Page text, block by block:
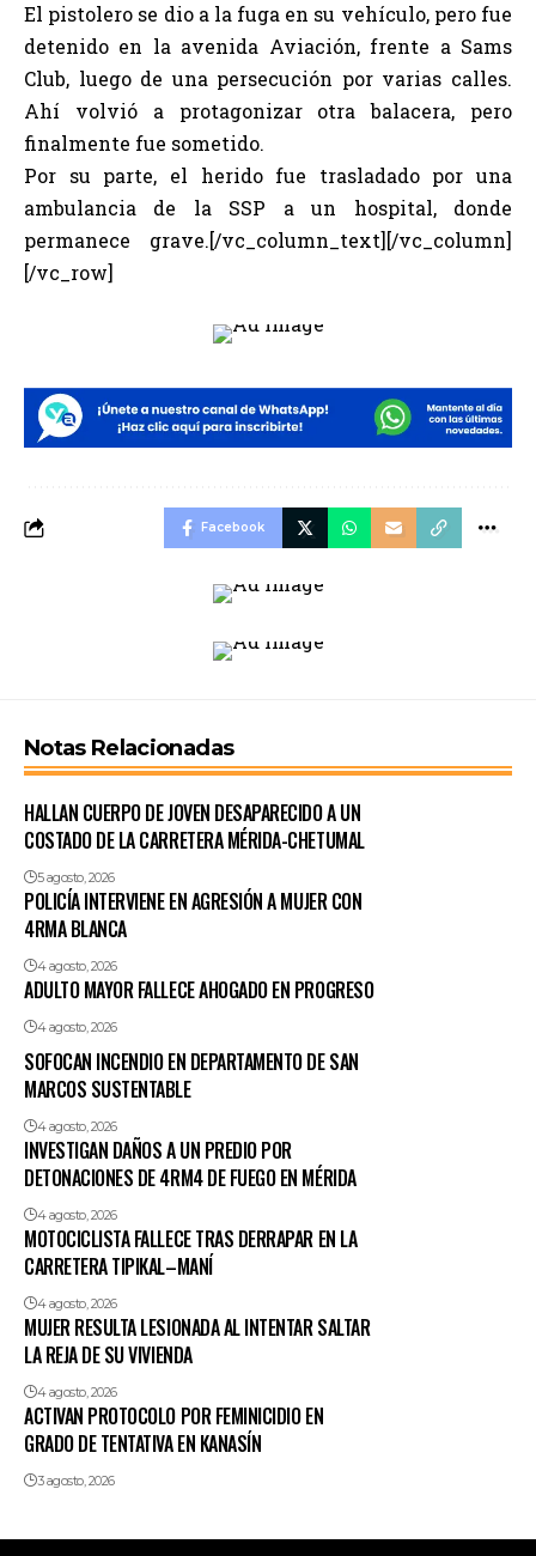
El pistolero se dio a la fuga en su vehículo, pero fue
detenido en la avenida Aviación, frente a Sams
Club, luego de una persecución por varias calles.
Ahí volvió a protagonizar otra balacera, pero
finalmente fue sometido.
Por su parte, el herido fue trasladado por una
ambulancia de la SSP a un hospital, donde
permanece grave.[/vc_column_text][/vc_column]
[/vc_row]
Facebook
Notas Relacionadas
HALLAN CUERPO DE JOVEN DESAPARECIDO A UN
COSTADO DE LA CARRETERA MÉRIDA-CHETUMAL
5 agosto, 2026
POLICÍA INTERVIENE EN AGRESIÓN A MUJER CON
4RMA BLANCA
4 agosto, 2026
ADULTO MAYOR FALLECE AHOGADO EN PROGRESO
4 agosto, 2026
SOFOCAN INCENDIO EN DEPARTAMENTO DE SAN
MARCOS SUSTENTABLE
4 agosto, 2026
INVESTIGAN DAÑOS A UN PREDIO POR
DETONACIONES DE 4RM4 DE FUEGO EN MÉRIDA
4 agosto, 2026
MOTOCICLISTA FALLECE TRAS DERRAPAR EN LA
CARRETERA TIPIKAL–MANÍ
4 agosto, 2026
MUJER RESULTA LESIONADA AL INTENTAR SALTAR
LA REJA DE SU VIVIENDA
4 agosto, 2026
ACTIVAN PROTOCOLO POR FEMINICIDIO EN
GRADO DE TENTATIVA EN KANASÍN
3 agosto, 2026